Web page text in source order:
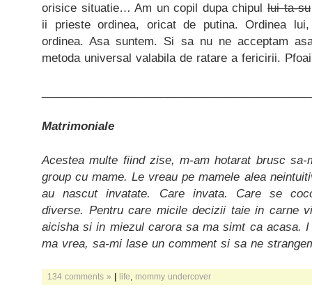
orisice situatie… Am un copil dupa chipullui ta-su
ii prieste ordinea, oricat de putina. Ordinea
ordinea. Asa suntem. Si sa nu ne acceptam
metoda universal valabila de ratare a fericirii.
Matrimoniale
Acestea multe fiind zise, m-am hotarat brusc
group cu mame. Le vreau pe mamele alea
au nascut invatate. Care invata. Care se
diverse. Pentru care micile decizii taie in carne
aicisha si in miezul carora sa ma simt ca acasa. I
ma vrea, sa-mi lase un comment si sa ne
134 comments » | life mommy undercover